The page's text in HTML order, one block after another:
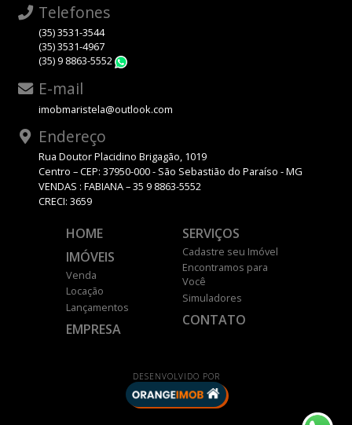
Telefones
(35) 3531-3544
(35) 3531-4967
(35) 9 8863-5552
E-mail
imobmaristela@outlook.com
Endereço
Rua Doutor Placidino Brigagão, 1019
Centro – CEP: 37950-000 - São Sebastião do Paraíso - MG
VENDAS : FABIANA – 35 9 8863-5552
CRECI: 3659
HOME
IMÓVEIS
Venda
Locação
Lançamentos
EMPRESA
SERVIÇOS
Cadastre seu Imóvel
Encontramos para
Você
Simuladores
CONTATO
DESENVOLVIDO POR